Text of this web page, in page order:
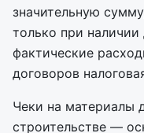
значительную
только при
фактические
договоров
Чеки на материалы
строительстве —